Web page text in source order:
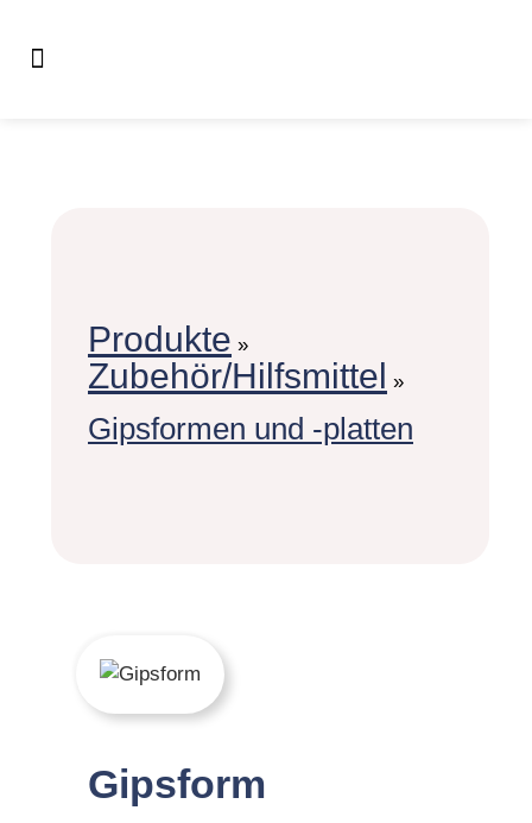
Produkte »
Zubehör/Hilfsmittel »
Gipsformen und -platten
Gipsform